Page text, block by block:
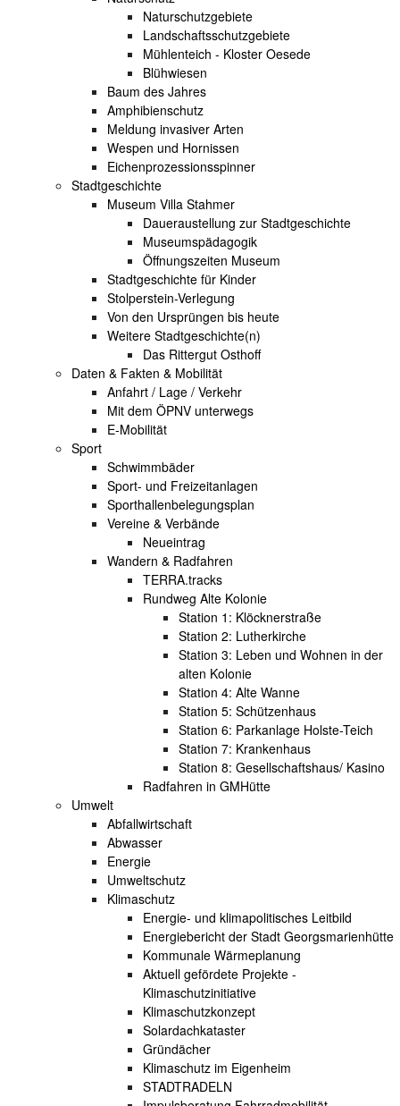
Naturschutzgebiete
Landschaftsschutzgebiete
Mühlenteich - Kloster Oesede
Blühwiesen
Baum des Jahres
Amphibienschutz
Meldung invasiver Arten
Wespen und Hornissen
Eichenprozessionsspinner
Stadtgeschichte
Museum Villa Stahmer
Daueraustellung zur Stadtgeschichte
Museumspädagogik
Öffnungszeiten Museum
Stadtgeschichte für Kinder
Stolperstein-Verlegung
Von den Ursprüngen bis heute
Weitere Stadtgeschichte(n)
Das Rittergut Osthoff
Daten & Fakten & Mobilität
Anfahrt / Lage / Verkehr
Mit dem ÖPNV unterwegs
E-Mobilität
Sport
Schwimmbäder
Sport- und Freizeitanlagen
Sporthallenbelegungsplan
Vereine & Verbände
Neueintrag
Wandern & Radfahren
TERRA.tracks
Rundweg Alte Kolonie
Station 1: Klöcknerstraße
Station 2: Lutherkirche
Station 3: Leben und Wohnen in der
alten Kolonie
Station 4: Alte Wanne
Station 5: Schützenhaus
Station 6: Parkanlage Holste-Teich
Station 7: Krankenhaus
Station 8: Gesellschaftshaus/ Kasino
Radfahren in GMHütte
Umwelt
Abfallwirtschaft
Abwasser
Energie
Umweltschutz
Klimaschutz
Energie- und klimapolitisches Leitbild
Energiebericht der Stadt Georgsmarienhütte
Kommunale Wärmeplanung
Aktuell gefördete Projekte -
Klimaschutzinitiative
Klimaschutzkonzept
Solardachkataster
Gründächer
Klimaschutz im Eigenheim
STADTRADELN